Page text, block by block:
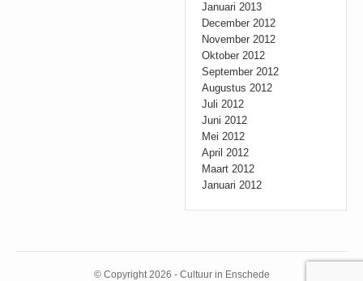
Januari 2013
December 2012
November 2012
Oktober 2012
September 2012
Augustus 2012
Juli 2012
Juni 2012
Mei 2012
April 2012
Maart 2012
Januari 2012
© Copyright 2026 - Cultuur in Enschede